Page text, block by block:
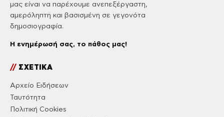
μας είναι να παρέχουμε ανεπεξέργαστη,
αμερόληπτη και βασισμένη σε γεγονότα
δημοσιογραφία.
Η ενημέρωσή σας, το πάθος μας!
//ΣΧΕΤΙΚΑ
Αρχείο Ειδήσεων
Ταυτότητα
Πολιτική Cookies